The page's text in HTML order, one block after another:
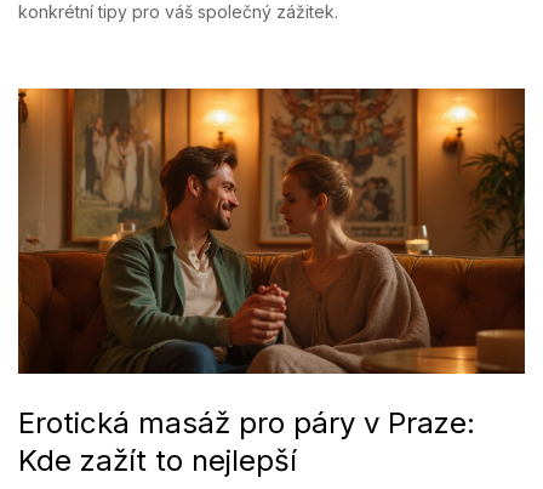
konkrétní tipy pro váš společný zážitek.
Erotická masáž pro páry v Praze:
Kde zažít to nejlepší